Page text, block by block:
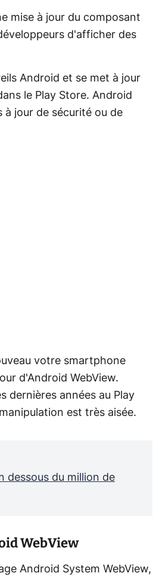
mise à jour du composant
d'afficher des
Android et se met à jour
le Play Store. Android
à jour de sécurité ou de
votre smartphone
d'Android WebView.
dernières années au Play
est très aisée.
dessous du million de
WebView
Android System WebView,